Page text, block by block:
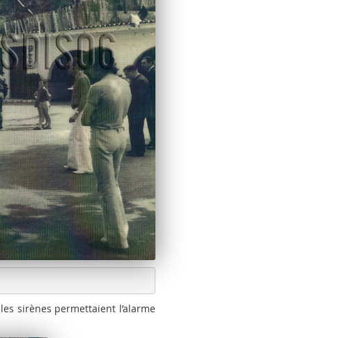
sirènes permettaient l’alarme